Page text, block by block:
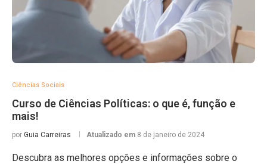
Ciências Sociais
Curso de Ciências Políticas: o que é, função e
mais!
por Guia Carreiras Atualizado em 8 de janeiro de 2024
Descubra as melhores opções e informações sobre o